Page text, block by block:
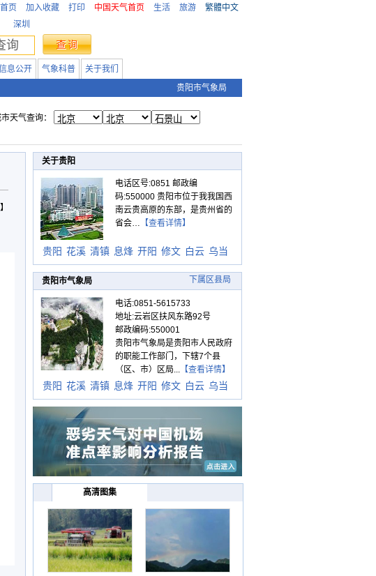
页 加入收藏 打印 中国天气首页 生活 旅游
繁體中文
深圳
息公开 气象科普
关于我们
贵阳市气象局
天气查询：
】
关于贵阳
电话区号:0851 邮政编
码:550000 贵阳市位于我我国西
南云贵高原的东部，是贵州省的
省会… 【查看详情】
贵阳 花溪 清镇 息烽 开阳 修文 白云 乌当
贵阳市气象局 下属区县局
电话:0851-5615733
地址:云岩区扶风东路92号
邮政编码:550001
贵阳市气象局是贵阳市人民政府
的职能工作部门，下辖7个县
（区、市）区局... 【查看详情】
贵阳 花溪 清镇 息烽 开阳 修文 白云 乌当
高清图集